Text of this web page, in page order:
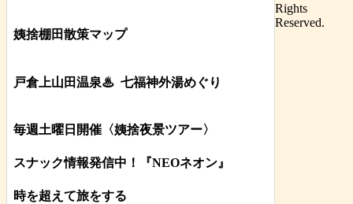
姨捨棚田散策マップ
戸倉上山田温泉♨ 七福神外湯めぐり
毎週土曜日開催〈姨捨夜景ツアー〉
スナック情報発信中！『NEOネオン』
時を超えて旅をする
Rights
Reserved.